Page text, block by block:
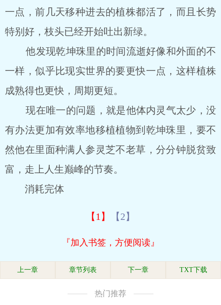
一点，前几天移种进去的植株都活了，而且长势
特别好，枝头已经开始吐出新绿。
他发现乾坤珠里的时间流逝好像和外面的不
一样，似乎比现实世界的要更快一点，这样植株
成熟得也更快，周期更短。
现在唯一的问题，就是他体内灵气太少，没
有办法更加有效率地移植植物到乾坤珠里，要不
然他在里面种满人参灵芝不老草，分分钟脱贫致
富，走上人生巅峰的节奏。
消耗完体
【1】 【2】
『加入书签，方便阅读』
上一章 章节列表 下一章 TXT下载
热门推荐